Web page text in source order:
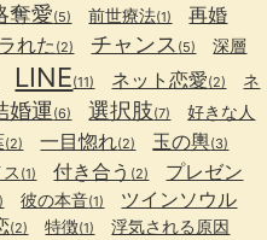
奪愛(5) 前世療法(1) 再婚
れた (2) チャンス (5)
深層
LINE(11) ネット恋愛(2)
ネ
婚運(6) 選択肢(7)
好きな人
(2) 一目惚れ(2) 玉の輿(3)
(1) 付き合う (2)
プレゼン
彼の本音(1) ツインソウル
(2) 特徴(1) 浮気される原因